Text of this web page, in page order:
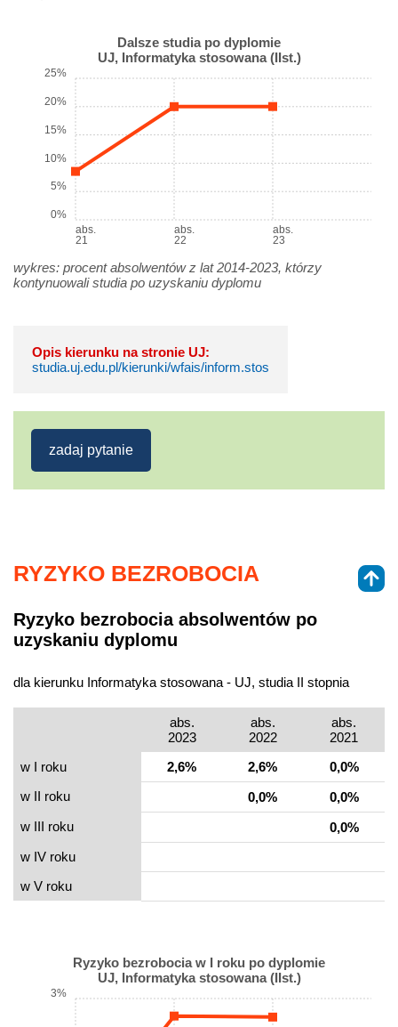
Dalsze studia po dyplomie
UJ, Informatyka stosowana (IIst.)
abs.
21
abs.
22
abs.
23
0%
5%
10%
15%
20%
25%
wykres: procent absolwentów z lat 2014-2023, którzy
kontynuowali studia po uzyskaniu dyplomu
Opis kierunku na stronie UJ:
studia.uj.edu.pl/kierunki/wfais/inform.stos
zadaj pytanie
RYZYKO BEZROBOCIA
Ryzyko bezrobocia absolwentów po
uzyskaniu dyplomu
dla kierunku Informatyka stosowana - UJ, studia II stopnia
abs.
2023
abs.
2022
abs.
2021
w I roku
2,6% 2,6%
0,0%
w II roku
0,0%
0,0%
w III roku
0,0%
w IV roku
w V roku
Ryzyko bezrobocia w I roku po dyplomie
UJ, Informatyka stosowana (IIst.)
3%